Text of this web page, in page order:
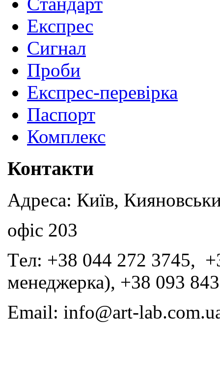
Експрес
Сигнал
Проби
Експрес-перевірка
Паспорт
Комплекс
Контакти
Адреса: Київ,
офіс 203
Tел: +38 044 272 3745,
менеджерка), +38 093
Email: info@art-